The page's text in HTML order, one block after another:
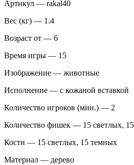
Артикул — rakal40
Вес (кг) — 1.4
Возраст от — 6
Время игры — 15
Изображение — животные
Исполнение — с кожаной вставкой
Количество игроков (мин.) — 2
Количество фишек — 15 светлых,
Кости — 15 светлых, 15 темных
Материал — дерево